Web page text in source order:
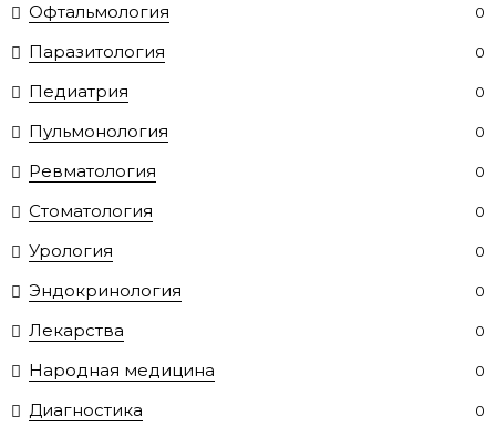
Офтальмология 0
Паразитология 0
Педиатрия 0
Пульмонология 0
Ревматология 0
Стоматология 0
Урология 0
Эндокринология 0
Лекарства 0
Народная медицина 0
Диагностика 0